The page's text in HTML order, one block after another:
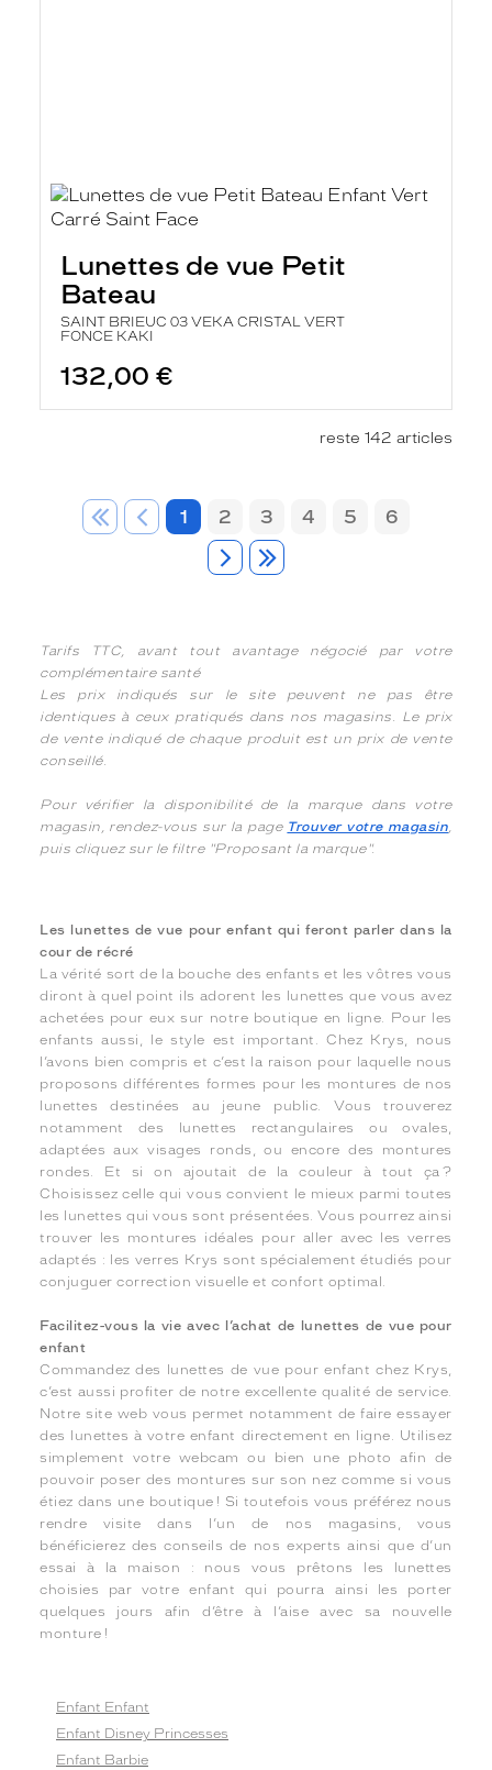
Lunettes de vue Petit
Bateau
SAINT BRIEUC 03 VEKA CRISTAL VERT
FONCE KAKI
132,00 €
reste 142 articles
1 2 3 4 5 6
Tarifs TTC, avant tout avantage négocié par votre
complémentaire santé
Les prix indiqués sur le site peuvent ne pas être
identiques à ceux pratiqués dans nos magasins. Le prix
de vente indiqué de chaque produit est un prix de vente
conseillé.
Pour vérifier la disponibilité de la marque dans votre
magasin, rendez-vous sur la page Trouver votre magasin,
puis cliquez sur le filtre "Proposant la marque".
Les lunettes de vue pour enfant qui feront parler dans la
cour de récré
La vérité sort de la bouche des enfants et les vôtres vous
diront à quel point ils adorent les lunettes que vous avez
achetées pour eux sur notre boutique en ligne. Pour les
enfants aussi, le style est important. Chez Krys, nous
l’avons bien compris et c’est la raison pour laquelle nous
proposons différentes formes pour les montures de nos
lunettes destinées au jeune public. Vous trouverez
notamment des lunettes rectangulaires ou ovales,
adaptées aux visages ronds, ou encore des montures
rondes. Et si on ajoutait de la couleur à tout ça ?
Choisissez celle qui vous convient le mieux parmi toutes
les lunettes qui vous sont présentées. Vous pourrez ainsi
trouver les montures idéales pour aller avec les verres
adaptés : les verres Krys sont spécialement étudiés pour
conjuguer correction visuelle et confort optimal.
Facilitez-vous la vie avec l’achat de lunettes de vue pour
enfant
Commandez des lunettes de vue pour enfant chez Krys,
c’est aussi profiter de notre excellente qualité de service.
Notre site web vous permet notamment de faire essayer
des lunettes à votre enfant directement en ligne. Utilisez
simplement votre webcam ou bien une photo afin de
pouvoir poser des montures sur son nez comme si vous
étiez dans une boutique ! Si toutefois vous préférez nous
rendre visite dans l’un de nos magasins, vous
bénéficierez des conseils de nos experts ainsi que d’un
essai à la maison : nous vous prêtons les lunettes
choisies par votre enfant qui pourra ainsi les porter
quelques jours afin d’être à l’aise avec sa nouvelle
monture !
Enfant Enfant
Enfant Disney Princesses
Enfant Barbie